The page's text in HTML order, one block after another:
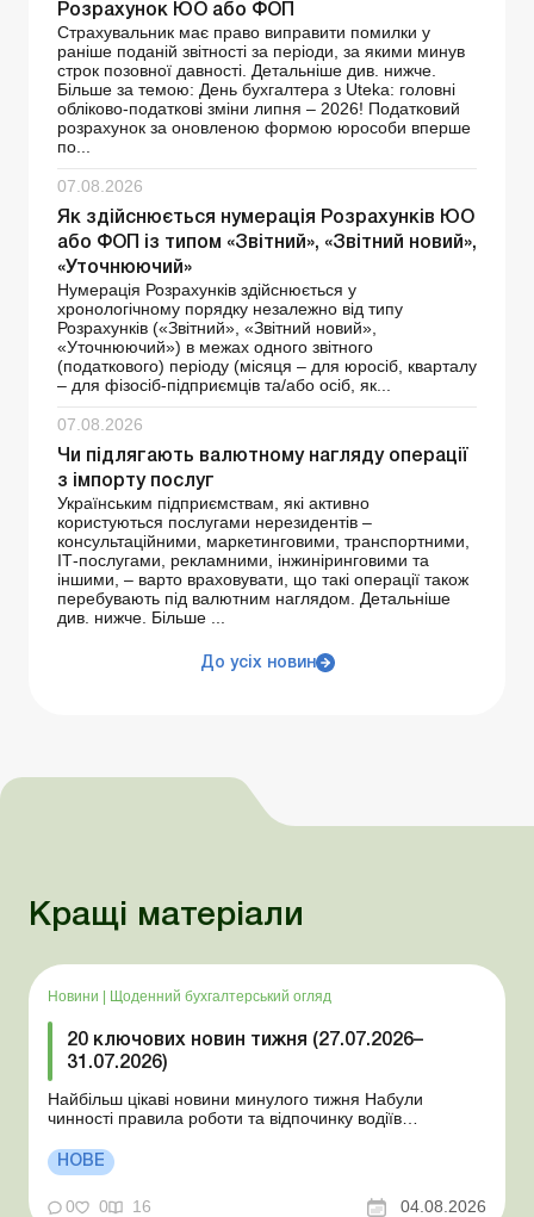
Розрахунок ЮО або ФОП
Страхувальник має право виправити помилки у
раніше поданій звітності за періоди, за якими минув
строк позовної давності. Детальніше див. нижче.
Більше за темою: День бухгалтера з Uteka: головні
обліково-податкові зміни липня – 2026! Податковий
розрахунок за оновленою формою юрособи вперше
по...
07.08.2026
Як здійснюється нумерація Розрахунків ЮО
або ФОП із типом «Звітний», «Звітний новий»,
«Уточнюючий»
Нумерація Розрахунків здійснюється у
хронологічному порядку незалежно від типу
Розрахунків («Звітний», «Звітний новий»,
«Уточнюючий») в межах одного звітного
(податкового) періоду (місяця – для юросіб, кварталу
– для фізосіб-підприємців та/або осіб, як...
07.08.2026
Чи підлягають валютному нагляду операції
з імпорту послуг
Українським підприємствам, які активно
користуються послугами нерезидентів –
консультаційними, маркетинговими, транспортними,
ІТ-послугами, рекламними, інжиніринговими та
іншими, – варто враховувати, що такі операції також
перебувають під валютним наглядом. Детальніше
див. нижче. Більше ...
До усіх новин
Кращі матеріали
Новини | Щоденний бухгалтерський огляд
20 ключових новин тижня (27.07.2026–
31.07.2026)
Найбільш цікаві новини минулого тижня Набули
чинності правила роботи та відпочинку водіїв
стан Для сільгосппідприємств і ФОП запроваджено нові
одноразові статистичні форми З 2 серпня змінюється
порядок зарахування окремих періодів роботи до стр...
НОВЕ
0 0 16 04.08.2026